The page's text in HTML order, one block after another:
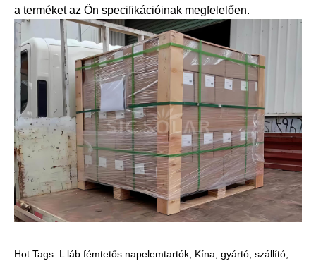
a terméket az Ön specifikációinak megfelelően.
Hot Tags: L láb fémtetős napelemtartók, Kína, gyártó, szállító,